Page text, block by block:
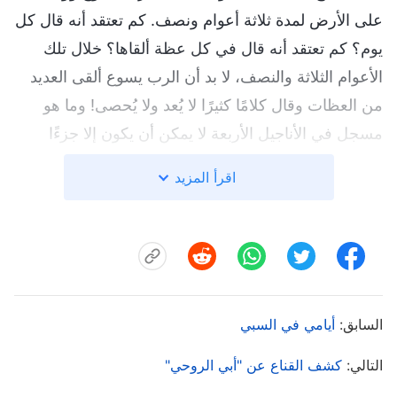
على الأرض لمدة ثلاثة أعوام ونصف. كم تعتقد أنه قال كل
يوم؟ كم تعتقد أنه قال في كل عظة ألقاها؟ خلال تلك
الأعوام الثلاثة والنصف، لا بد أن الرب يسوع ألقى العديد
من العظات وقال كلامًا كثيرًا لا يُعد ولا يُحصى! وما هو
مسجل في الأناجيل الأربعة لا يمكن أن يكون إلا جزءًا
الادعاء بعدم وجود كلام الله خارج الكتاب المقدس هو
تنبأ الرب يسوع منذ زمن بعيد قائلًا: "إِنَّ لِي أُمُورًا
كَثِيرَةً أَيْضًا لِأَقُولَ لَكُمْ، وَلَكِنْ لَا تَسْتَطِيعُونَ أَنْ
فَهُوَ يُرْشِدُكُمْ إِلَى جَمِيعِ ٱلْحَقِّ
تنبأ سفر الرؤيا بأن الرب سيعود في الأيام الأخيرة ويفتح
اقرأ المزيد
السابق: أيامي في السبي
التالي: كشف القناع عن "أبي الروحي"